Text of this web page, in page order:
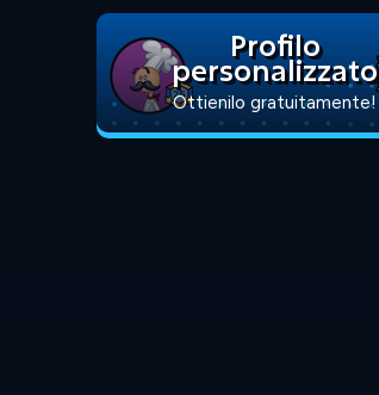
Profilo
personalizzato
Ottienilo gratuitamente!